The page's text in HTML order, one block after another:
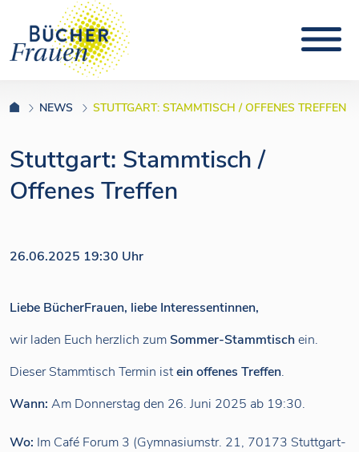
NEWS STUTTGART: STAMMTISCH / OFFENES TREFFEN
Stuttgart: Stammtisch /
Offenes Treffen
26.06.2025 19:30 Uhr
Liebe BücherFrauen, liebe Interessentinnen,
wir laden Euch herzlich zumSommer-Stammtischein.
Dieser Stammtisch Termin istein offenes Treffen.
Wann: Am Donnerstag den 26. Juni 2025 ab 19:30.
Wo: Im Café Forum 3 (Gymnasiumstr. 21, 70173 Stuttgart-